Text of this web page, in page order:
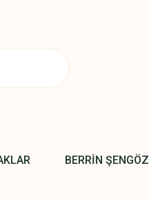
BERRİN ŞENGÖZ